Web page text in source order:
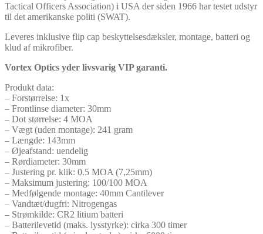
Tactical Officers Association) i USA der siden 1966 har testet udstyr
til det amerikanske politi (SWAT).
Leveres inklusive flip cap beskyttelsesdæksler, montage, batteri og
klud af mikrofiber.
Vortex Optics yder livsvarig VIP garanti.
Produkt data:
– Forstørrelse: 1x
– Frontlinse diameter: 30mm
– Dot størrelse: 4 MOA
– Vægt (uden montage): 241 gram
– Længde: 143mm
– Øjeafstand: uendelig
– Rørdiameter: 30mm
– Justering pr. klik: 0.5 MOA (7,25mm)
– Maksimum justering: 100/100 MOA
– Medfølgende montage: 40mm Cantilever
– Vandtæt/dugfri: Nitrogengas
– Strømkilde: CR2 litium batteri
– Batterilevetid (maks. lysstyrke): cirka 300 timer